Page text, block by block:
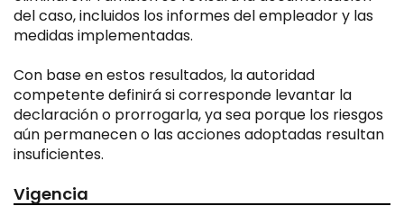
del caso, incluidos los informes del empleador y las
medidas implementadas.
Con base en estos resultados, la autoridad
competente definirá si corresponde levantar la
declaración o prorrogarla, ya sea porque los riesgos
aún permanecen o las acciones adoptadas resultan
insuficientes.
Vigencia